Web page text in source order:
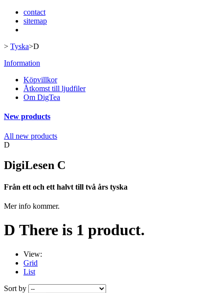
contact
sitemap
> Tyska>D
Information
Köpvillkor
Åtkomst till ljudfiler
Om DigTea
New products
All new products
D
DigiLesen C
Från ett och ett halvt till två års tyska
Mer info kommer.
D There is 1 product.
View:
Grid
List
Sort by